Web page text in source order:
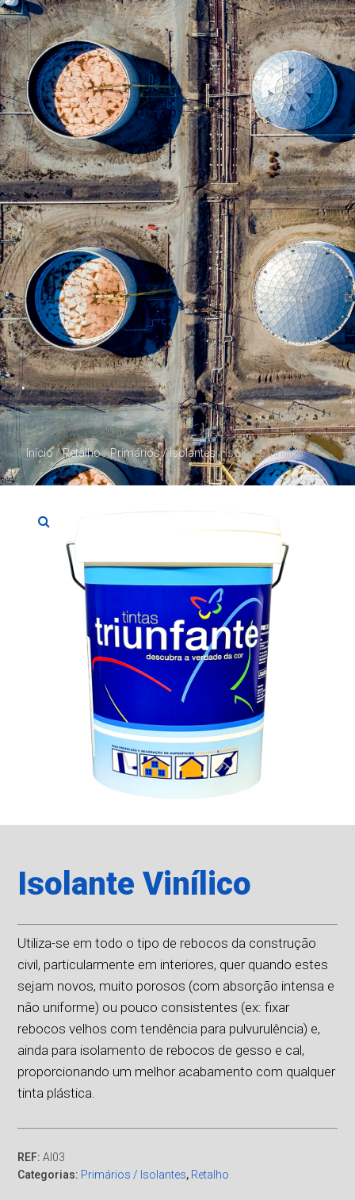
Início/Retalho/Primários / Isolantes/ Isolante Vinílico
Isolante Vinílico
Utiliza-se em todo o tipo de rebocos da construção
civil, particularmente em interiores, quer quando estes
sejam novos, muito porosos (com absorção intensa e
não uniforme) ou pouco consistentes (ex: fixar
rebocos velhos com tendência para pulvurulência) e,
ainda para isolamento de rebocos de gesso e cal,
proporcionando um melhor acabamento com qualquer
tinta plástica.
REF:AI03
Categorias: Primários / Isolantes, Retalho